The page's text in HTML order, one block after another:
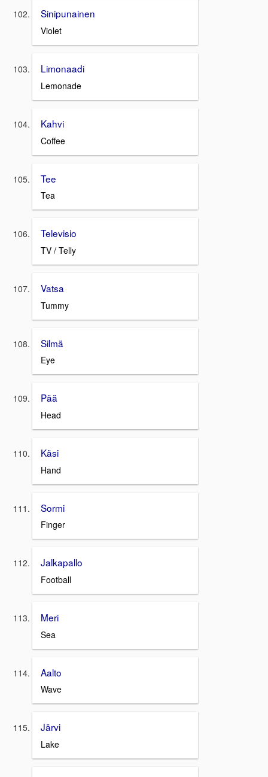
Sinipunainen
Violet
Limonaadi
Lemonade
Kahvi
Coffee
Tee
Tea
Televisio
TV / Telly
Vatsa
Tummy
Silmä
Eye
Pää
Head
Käsi
Hand
Sormi
Finger
Jalkapallo
Football
Meri
Sea
Aalto
Wave
Järvi
Lake